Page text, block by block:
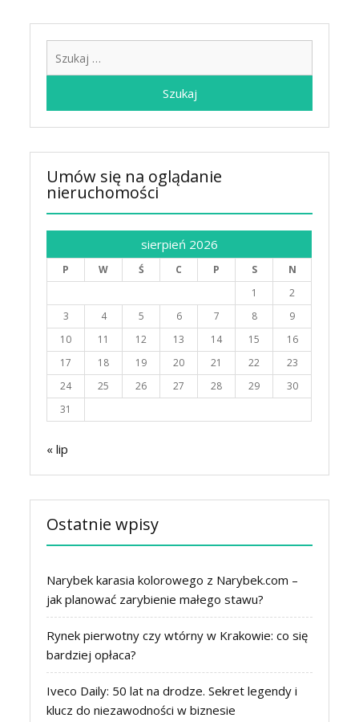
Umów się na oglądanie
nieruchomości
sierpień 2026
P W Ś C P S
N
1
2
3
4 5 6 7 8
9
10
11 12 13 14 15
16
17
18 19 20 21 22
23
24
25 26 27 28 29
30
31
« lip
Ostatnie wpisy
Narybek karasia kolorowego z Narybek.com –
jak planować zarybienie małego stawu?
Rynek pierwotny czy wtórny w Krakowie: co się
bardziej opłaca?
Iveco Daily: 50 lat na drodze. Sekret legendy i
klucz do niezawodności w biznesie